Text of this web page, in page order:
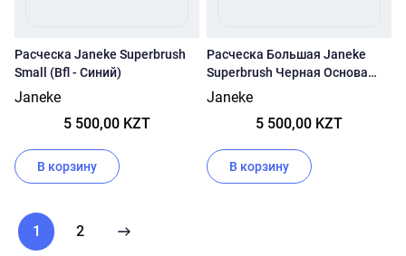
Расческа Janeke Superbrush
Small (Bfl - Синий)
Janeke
5 500,00 KZT
В корзину
Расческа Большая Janeke
Superbrush Черная Основа
(71sp226 Ara - Нюд)
Janeke
5 500,00 KZT
В корзину
1 2